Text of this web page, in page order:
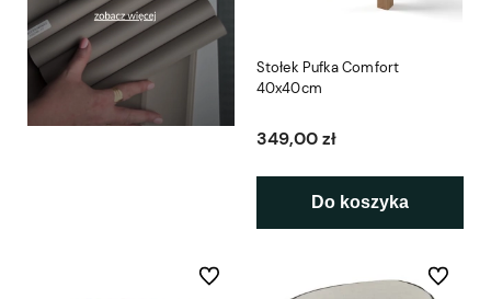
Stołek Pufka Comfort
40x40cm
349,00 zł
Do koszyka
Do ulubionych Do